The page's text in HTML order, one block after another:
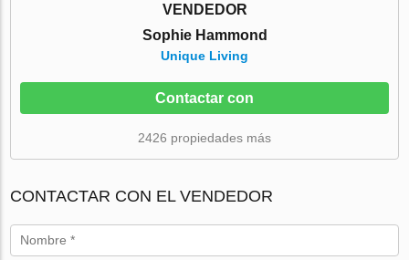
VENDEDOR
Sophie Hammond
Unique Living
Contactar con
2426 propiedades más
CONTACTAR CON EL VENDEDOR